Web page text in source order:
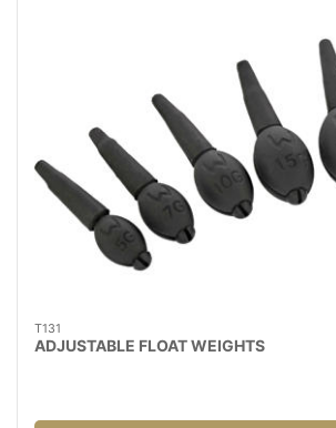
T131
ADJUSTABLE FLOAT WEIGHTS